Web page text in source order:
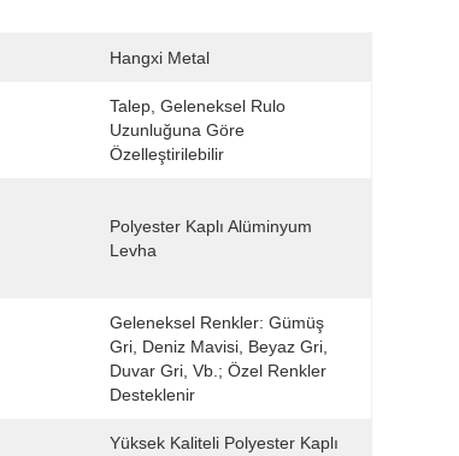
Hangxi Metal
Talep, Geleneksel Rulo
Uzunluğuna Göre
Özelleştirilebilir
Polyester Kaplı Alüminyum
Levha
Geleneksel Renkler: Gümüş
Gri, Deniz Mavisi, Beyaz Gri,
Duvar Gri, Vb.; Özel Renkler
Desteklenir
Yüksek Kaliteli Polyester Kaplı